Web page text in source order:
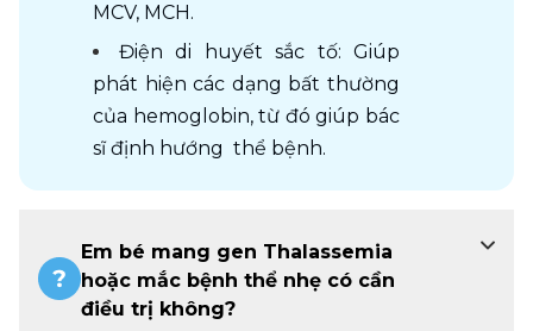
MCV, MCH.
Điện di huyết sắc tố: Giúp
phát hiện các dạng bất thường
của hemoglobin, từ đó giúp bác
Em bé mang gen Thalassemia
hoặc mắc bệnh thể nhẹ có cần
điều trị không?